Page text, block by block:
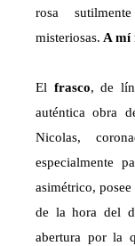
rosa
misteriosas. A mí
El frasco, de
auténtica obra
Nicolas,
especialmente
asimétrico,
de la hora del
abertura por la